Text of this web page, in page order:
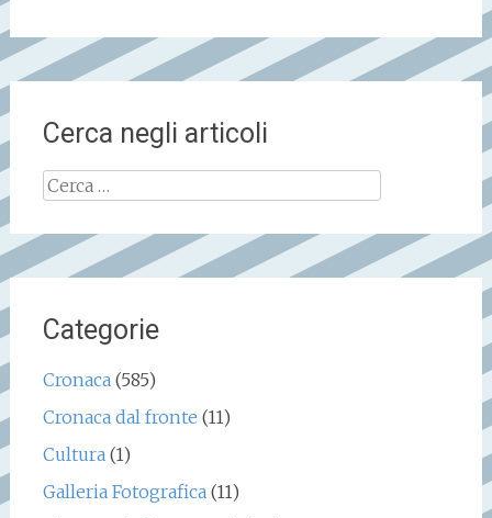
Cerca negli articoli
Ricerca
Categorie
Cronaca(585)
Cronaca dal fronte (11)
Cultura(1)
Galleria Fotografica(11)